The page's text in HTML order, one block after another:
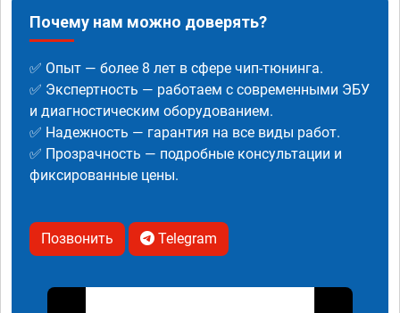
Почему нам можно доверять?
✅ Опыт — более 8 лет в сфере чип-тюнинга.
✅ Экспертность — работаем с современными ЭБУ
и диагностическим оборудованием.
✅ Надежность — гарантия на все виды работ.
✅ Прозрачность — подробные консультации и
фиксированные цены.
Позвонить Telegram